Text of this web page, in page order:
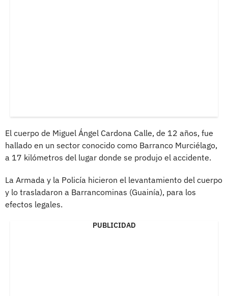
El cuerpo de Miguel Ángel Cardona Calle, de 12 años, fue
hallado en un sector conocido como Barranco Murciélago,
a 17 kilómetros del lugar donde se produjo el accidente.
La Armada y la Policía hicieron el levantamiento del cuerpo
y lo trasladaron a Barrancominas (Guainía), para los
efectos legales.
PUBLICIDAD